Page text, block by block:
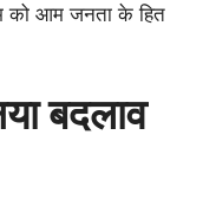
को आम जनता के हित
बदलाव